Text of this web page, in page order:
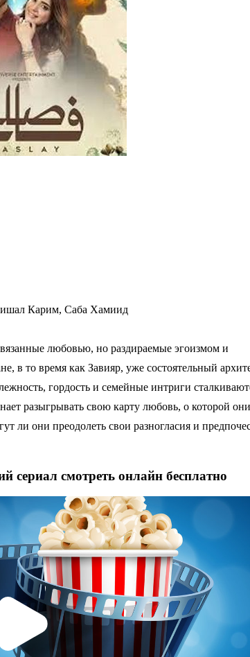
Карим, Саба Хамиид
любовью, но раздираемые эгоизмом и
в то время как Завияр, уже состоятельный
гордость и семейные интриги
разыгрывать свою карту любовь, о которой они
ли они преодолеть свои разногласия и
сериал смотреть онлайн бесплатно